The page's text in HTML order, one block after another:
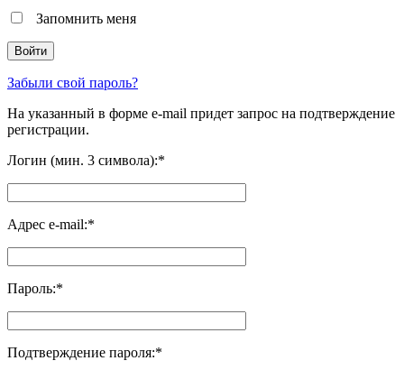
Запомнить меня
Забыли свой пароль?
На указанный в форме e-mail придет запрос на подтверждение
регистрации.
Логин (мин. 3 символа):*
Адрес e-mail:*
Пароль:*
Подтверждение пароля:*